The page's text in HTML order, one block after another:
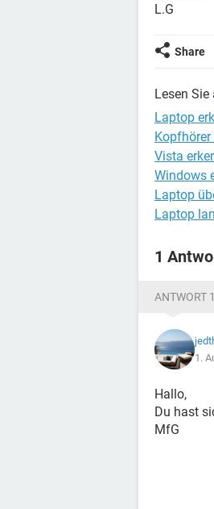
L.G
Share
Lesen Sie
Laptop
Vista
Windows
Laptop
Laptop
1
ANTWORT
1.
Hallo,
Du hast
MfG